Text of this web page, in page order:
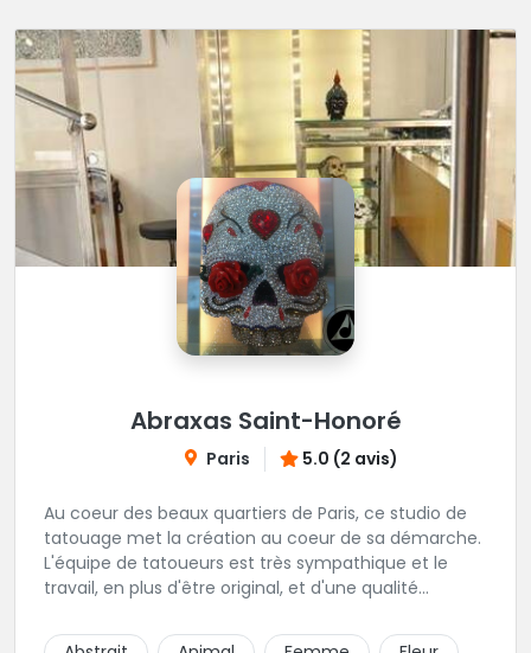
Abraxas Saint-Honoré
Paris 5.0 (2 avis)
Au coeur des beaux quartiers de Paris, ce studio de
tatouage met la création au coeur de sa démarche.
L'équipe de tatoueurs est très sympathique et le
travail, en plus d'être original, et d'une qualité
également proposé. Une adresse de premier choix!